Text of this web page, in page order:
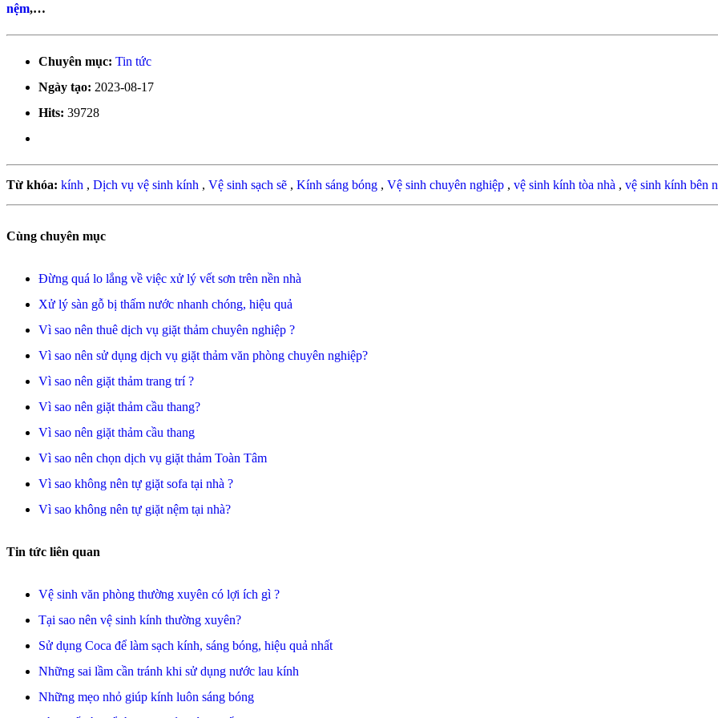
nệm,…
Chuyên mục: Tin tức
Ngày tạo: 2023-08-17
Hits: 39728
Từ khóa: kính , Dịch vụ vệ sinh kính , Vệ sinh sạch sẽ , Kính sáng bóng , Vệ sinh chuyên nghiệp , vệ sinh kính tòa nhà , vệ sinh kính bên
Cùng chuyên mục
Đừng quá lo lắng về việc xử lý vết sơn trên nền nhà
Xử lý sàn gỗ bị thấm nước nhanh chóng, hiệu quả
Vì sao nên thuê dịch vụ giặt thảm chuyên nghiệp ?
Vì sao nên sử dụng dịch vụ giặt thảm văn phòng chuyên nghiệp?
Vì sao nên giặt thảm trang trí ?
Vì sao nên giặt thảm cầu thang?
Vì sao nên giặt thảm cầu thang
Vì sao nên chọn dịch vụ giặt thảm Toàn Tâm
Vì sao không nên tự giặt sofa tại nhà ?
Vì sao không nên tự giặt nệm tại nhà?
Tin tức liên quan
Vệ sinh văn phòng thường xuyên có lợi ích gì ?
Tại sao nên vệ sinh kính thường xuyên?
Sử dụng Coca để làm sạch kính, sáng bóng, hiệu quả nhất
Những sai lầm cần tránh khi sử dụng nước lau kính
Những mẹo nhỏ giúp kính luôn sáng bóng